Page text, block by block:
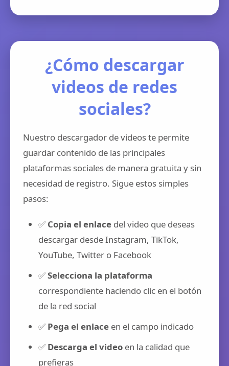
¿Cómo descargar
videos de redes
sociales?
Nuestro descargador de videos te permite
guardar contenido de las principales
plataformas sociales de manera gratuita y sin
necesidad de registro. Sigue estos simples
pasos:
✅ Copia el enlace del video que deseas
descargar desde Instagram, TikTok,
YouTube, Twitter o Facebook
✅Selecciona la plataforma
correspondiente haciendo clic en el botón
de la red social
✅ Pega el enlace en el campo indicado
✅ Descarga el video en la calidad que
prefieras